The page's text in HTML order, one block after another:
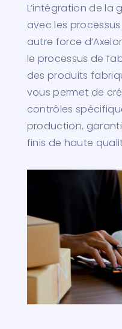
L’intégration de la
avec les
autre force
le processus de
des produits
vous permet de
contrôles
production,
finis de haute